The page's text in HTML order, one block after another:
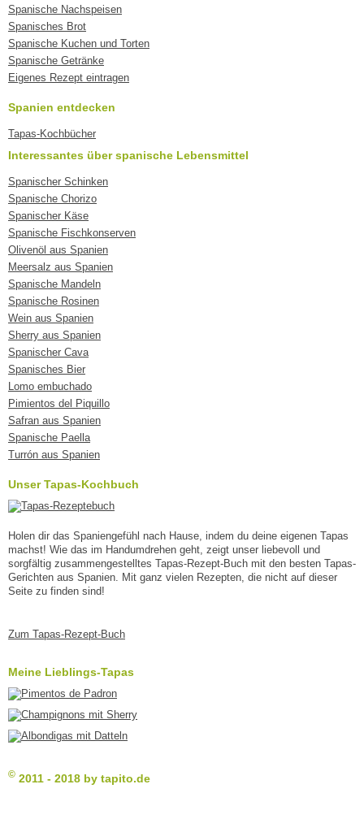
Spanische Nachspeisen
Spanisches Brot
Spanische Kuchen und Torten
Spanische Getränke
Eigenes Rezept eintragen
Spanien entdecken
Tapas-Kochbücher
Interessantes über spanische Lebensmittel
Spanischer Schinken
Spanische Chorizo
Spanischer Käse
Spanische Fischkonserven
Olivenöl aus Spanien
Meersalz aus Spanien
Spanische Mandeln
Spanische Rosinen
Wein aus Spanien
Sherry aus Spanien
Spanischer Cava
Spanisches Bier
Lomo embuchado
Pimientos del Piquillo
Safran aus Spanien
Spanische Paella
Turrón aus Spanien
Unser Tapas-Kochbuch
Holen dir das Spaniengefühl nach Hause, indem du deine eigenen Tapas
machst! Wie das im Handumdrehen geht, zeigt unser liebevoll und
sorgfältig zusammengestelltes Tapas-Rezept-Buch mit den besten Tapas-
Gerichten aus Spanien. Mit ganz vielen Rezepten, die nicht auf dieser
Seite zu finden sind!
Zum Tapas-Rezept-Buch
Meine Lieblings-Tapas
© 2011 - 2018 by tapito.de